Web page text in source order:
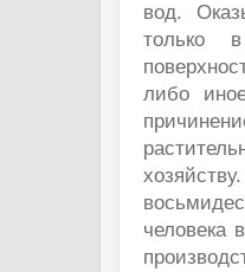
вод.
только
либо
человека